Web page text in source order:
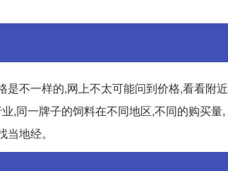
不一样的,网上不太可能问到价格,看看附近
,同一牌子的饲料在不同地区,不同的购买量,
地经。